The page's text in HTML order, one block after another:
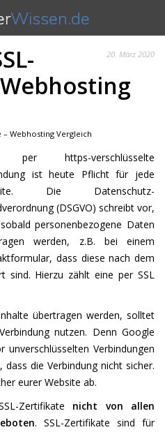
Wissen.de
20. März 2020
Webhosting Vergleich
per https-verschlüsselte
ist heute Pflicht für jede
Die Datenschutz-
(DSGVO) schreibt vor,
personenbezogene Daten
werden, z.B. bei einem
dass diese nach dem
sind. Hierzu zählt eine per SSL
übertragen werden, solltet
nutzen. Denn Google
Verbindungen
die Verbindung nicht sicher.
eurer Website ab.
Zertifikate nicht von allen
. SSL-Zertifikate sind für